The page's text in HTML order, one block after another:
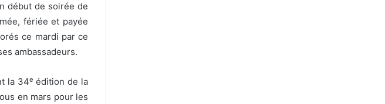
début de soirée de
fériée et payée
ce mardi par ce
ambassadeurs.
la 34e édition de la
en mars pour les